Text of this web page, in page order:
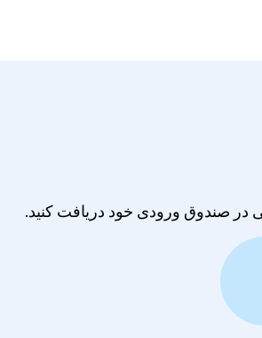
در صندوق ورودی خود دریافت کنید.